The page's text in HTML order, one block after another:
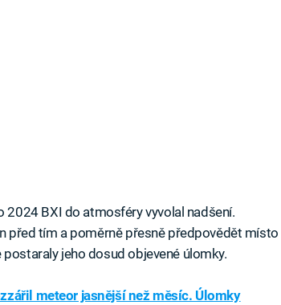
2024 BXI do atmosféry vyvolal nadšení.
před tím a poměrně přesně předpovědět místo
jeho dosud objevené úlomky.
meteor jasnější než měsíc. Úlomky